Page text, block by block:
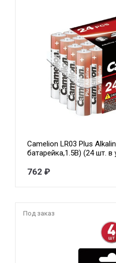
Camelion LR03 Plus
батарейка,1.5В) (24 шт. в
762 ₽
Под заказ